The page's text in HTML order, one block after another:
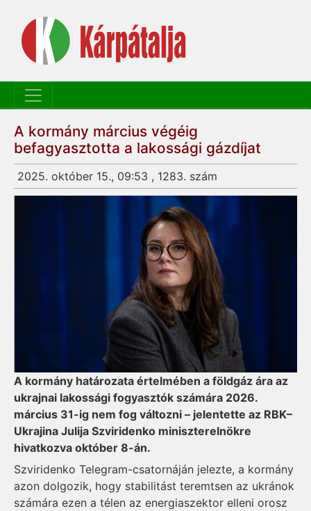
A kormány március végéig
befagyasztotta a lakossági gázdíjat
2025. október 15., 09:53 , 1283. szám
A kormány határozata értelmében a földgáz ára az
ukrajnai lakossági fogyasztók számára 2026.
március 31-ig nem fog változni – jelentette az RBK–
Ukrajina Julija Szviridenko miniszterelnökre
hivatkozva október 8-án.
Szviridenko Telegram-csatornáján jelezte, a kormány
azon dolgozik, hogy stabilitást teremtsen az ukránok
számára ezen a télen az energiaszektor elleni orosz